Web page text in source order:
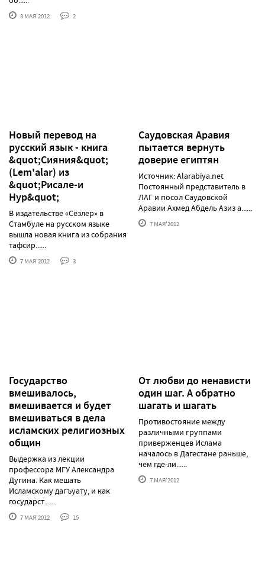
8 МАЯ'2012 2
Новый перевод на
русский язык - книга
&quot;Сияния&quot;
(Lem'alar) из
&quot;Рисале-и
Нур&quot;
В издательстве «Сёзлер» в
Стамбуле на русском языке
вышла новая книга из собрания
тафсир......
7 МАЯ'2012 3
Саудовская Аравия
пытается вернуть
доверие египтян
Источник: Alarabiya.net
Постоянный представитель в
ЛАГ и посол Саудовской
Аравии Ахмед Абдель Азиз а......
7 МАЯ'2012
Государство
вмешивалось,
вмешивается и будет
вмешиваться в дела
исламских религиозных
общин
Выдержка из лекции
профессора МГУ Александра
Дугина. Как мешать
Исламскому дагъуату, и как
государст......
7 МАЯ'2012 15
От любви до ненависти
один шаг. А обратно
шагать и шагать
Противостояние между
различными группами
приверженцев Ислама
началось в Дагестане раньше,
чем где-ли......
7 МАЯ'2012